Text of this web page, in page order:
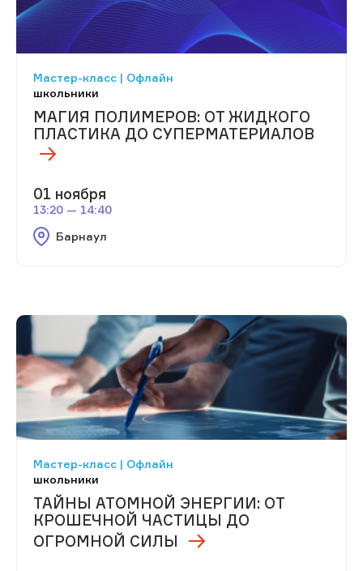
Мастер-класс | Офлайн
школьники
МАГИЯ ПОЛИМЕРОВ: ОТ ЖИДКОГО
ПЛАСТИКА ДО СУПЕРМАТЕРИАЛОВ
01 ноября
13:20 — 14:40
Барнаул
Мастер-класс | Офлайн
школьники
ТАЙНЫ АТОМНОЙ ЭНЕРГИИ: ОТ
КРОШЕЧНОЙ ЧАСТИЦЫ ДО
ОГРОМНОЙ СИЛЫ